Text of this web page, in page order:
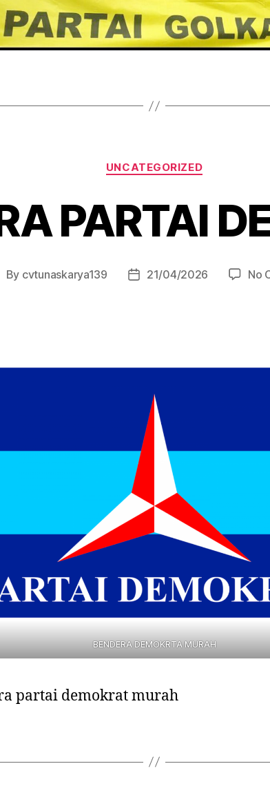
UNCATEGORIZED
PARTAI
By cvtunaskarya139 21/04/2026 No
BENDERA DEMOKRTA MURAH
partai demokrat murah